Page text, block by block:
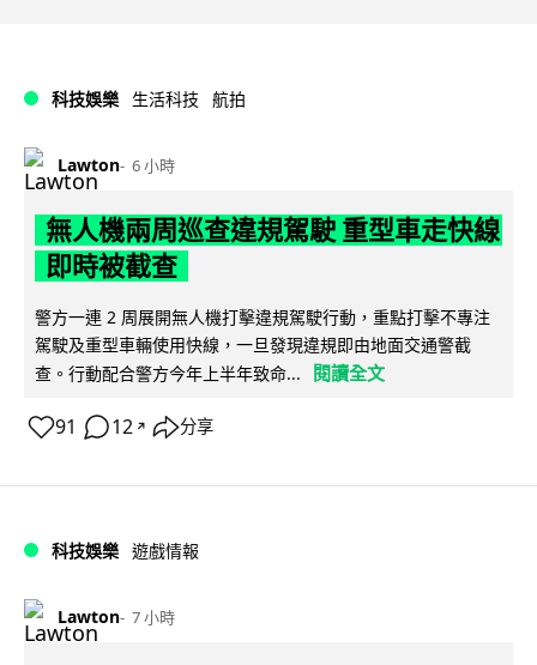
科技娛樂 生活科技 航拍
Lawton 6 小時
無人機兩周巡查違規駕駛 重型車走快線
即時被截查
警方一連 2 周展開無人機打擊違規駕駛行動，重點打擊不專注
駕駛及重型車輛使用快線，一旦發現違規即由地面交通警截
查。行動配合警方今年上半年致命...
閱讀全文
91 12 ↗ 分享
科技娛樂 遊戲情報
Lawton 7 小時